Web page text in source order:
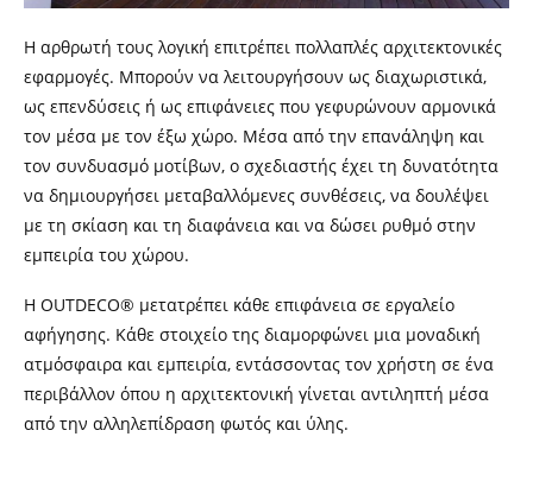
H αρθρωτή τους λογική επιτρέπει πολλαπλές αρχιτεκτονικές
εφαρμογές. Μπορούν να λειτουργήσουν ως διαχωριστικά,
ως επενδύσεις ή ως επιφάνειες που γεφυρώνουν αρμονικά
τον μέσα με τον έξω χώρο. Μέσα από την επανάληψη και
τον συνδυασμό μοτίβων, ο σχεδιαστής έχει τη δυνατότητα
να δημιουργήσει μεταβαλλόμενες συνθέσεις, να δουλέψει
με τη σκίαση και τη διαφάνεια και να δώσει ρυθμό στην
εμπειρία του χώρου.
Η OUTDECO® μετατρέπει κάθε επιφάνεια σε εργαλείο
αφήγησης. Κάθε στοιχείο της διαμορφώνει μια μοναδική
ατμόσφαιρα και εμπειρία, εντάσσοντας τον χρήστη σε ένα
περιβάλλον όπου η αρχιτεκτονική γίνεται αντιληπτή μέσα
από την αλληλεπίδραση φωτός και ύλης.